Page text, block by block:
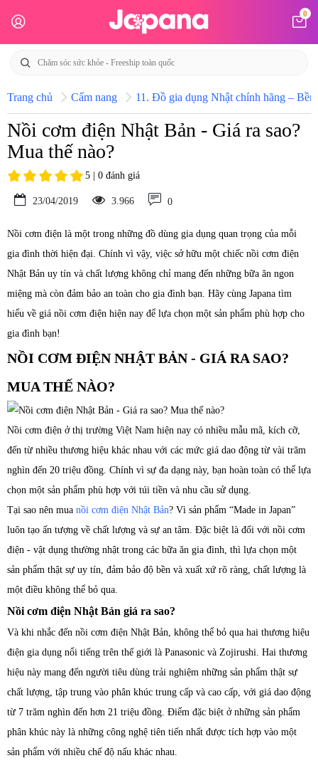
0
Trang chủ Cẩm nang 11. Đồ gia dụng Nhật chính hãng –
Nồi cơm điện Nhật Bản - Giá ra sao?
Mua thế nào?
5 | 0 đánh giá
23/04/2019 3.966 0
Nồi cơm điện là một trong những đồ dùng gia dụng quan trọng của mỗi
gia đình thời hiện đại. Chính vì vậy, việc sở hữu một chiếc nồi cơm điện
Nhật Bản uy tín và chất lượng không chỉ mang đến những bữa ăn ngon
miệng mà còn đảm bảo an toàn cho gia đình bạn. Hãy cùng Japana tìm
hiểu về giá nồi cơm điện hiện nay để lựa chọn một sản phẩm phù hợp cho
gia đình bạn!
NỒI CƠM ĐIỆN NHẬT BẢN - GIÁ RA SAO?
MUA THẾ NÀO?
Nồi cơm điện ở thị trường Việt Nam hiện nay có nhiều mẫu mã, kích cỡ,
đến từ nhiều thương hiệu khác nhau với các mức giá dao động từ vài trăm
nghìn đến 20 triệu đồng. Chính vì sự đa dạng này, bạn hoàn toàn có thể lựa
chọn một sản phẩm phù hợp với túi tiền và nhu cầu sử dụng.
Tại sao nên mua nồi cơm điện Nhật Bản? Vì sản phẩm “Made in Japan”
luôn tạo ấn tượng về chất lượng và sự an tâm. Đặc biệt là đối với nồi cơm
điện - vật dụng thường nhật trong các bữa ăn gia đình, thì lựa chọn một
sản phẩm thật sự uy tín, đảm bảo độ bền và xuất xứ rõ ràng, chất lượng là
một điều không thể bỏ qua.
Nồi cơm điện Nhật Bản giá ra sao?
Và khi nhắc đến nồi cơm điện Nhật Bản, không thể bỏ qua hai thương hiệu
điện gia dụng nổi tiếng trên thế giới là Panasonic và Zojirushi. Hai thương
hiệu này mang đến người tiêu dùng trải nghiệm những sản phẩm thật sự
chất lượng, tập trung vào phân khúc trung cấp và cao cấp, với giá dao động
từ 7 trăm nghìn đến hơn 21 triệu đồng. Điểm đặc biệt ở những sản phẩm
phân khúc này là những công nghệ tiên tiến nhất được tích hợp vào một
sản phẩm với nhiều chế độ nấu khác nhau.